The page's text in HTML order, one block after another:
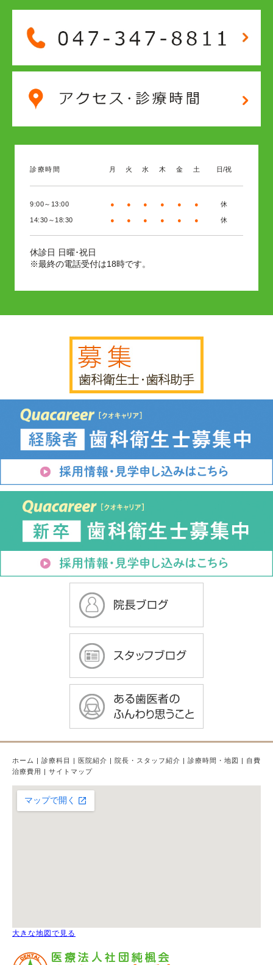
診療時間 月 火 水 木 金 土 日/祝
9:00～13:00 ● ● ● ● ● ● 休
14:30～18:30 ● ● ● ● ● ● 休
休診日 日曜･祝日
※最終の電話受付は18時です。
ホーム 診療科目 医院紹介 院長・スタッフ紹介 診療時間・地図
自費
治療費用
サイトマップ
大きな地図で見る